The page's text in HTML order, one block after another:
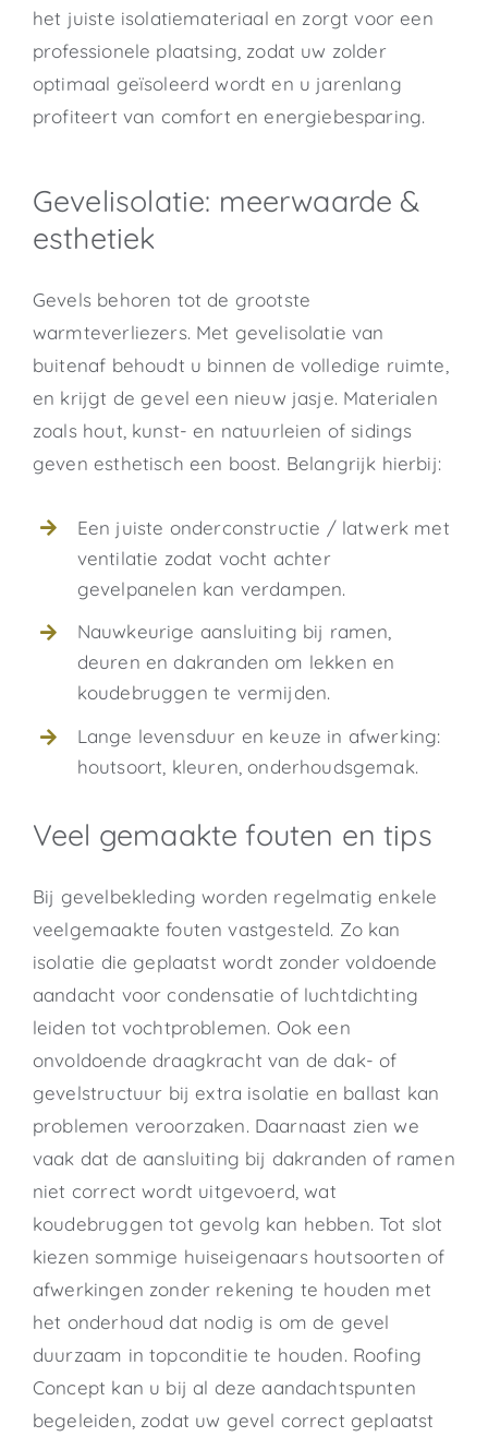
het juiste isolatiemateriaal en zorgt voor een
professionele plaatsing, zodat uw zolder
optimaal geïsoleerd wordt en u jarenlang
profiteert van comfort en energiebesparing.
Gevelisolatie: meerwaarde &
esthetiek
Gevels behoren tot de grootste
warmteverliezers. Met gevelisolatie van
buitenaf behoudt u binnen de volledige ruimte,
en krijgt de gevel een nieuw jasje. Materialen
zoals hout, kunst- en natuurleien of sidings
geven esthetisch een boost. Belangrijk hierbij:
Een juiste onderconstructie / latwerk met
ventilatie zodat vocht achter
gevelpanelen kan verdampen.
Nauwkeurige aansluiting bij ramen,
deuren en dakranden om lekken en
koudebruggen te vermijden.
Lange levensduur en keuze in afwerking:
houtsoort, kleuren, onderhoudsgemak.
Veel gemaakte fouten en tips
Bij gevelbekleding worden regelmatig enkele
veelgemaakte fouten vastgesteld. Zo kan
isolatie die geplaatst wordt zonder voldoende
aandacht voor condensatie of luchtdichting
leiden tot vochtproblemen. Ook een
onvoldoende draagkracht van de dak- of
gevelstructuur bij extra isolatie en ballast kan
problemen veroorzaken. Daarnaast zien we
vaak dat de aansluiting bij dakranden of ramen
niet correct wordt uitgevoerd, wat
koudebruggen tot gevolg kan hebben. Tot slot
kiezen sommige huiseigenaars houtsoorten of
afwerkingen zonder rekening te houden met
het onderhoud dat nodig is om de gevel
duurzaam in topconditie te houden. Roofing
Concept kan u bij al deze aandachtspunten
begeleiden, zodat uw gevel correct geplaatst